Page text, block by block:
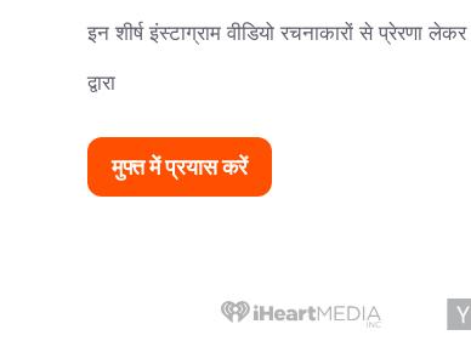
इन शीर्ष इंस्टाग्राम वीडियो रचनाकारों से प्रेरणा
द्वारा
मुफ्त में प्रयास करें